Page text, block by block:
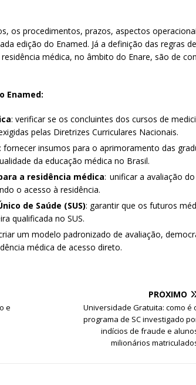
os procedimentos, prazos, aspectos
edição do Enamed. Já a definição das regras
médica, no âmbito do Enare, são de
Enamed:
: verificar se os concluintes dos cursos de
pelas Diretrizes Curriculares Nacionais.
: fornecer insumos para o aprimoramento das
da educação médica no Brasil.
a residência médica: unificar a avaliação do
o acesso à residência.
de Saúde (SUS): garantir que os futuros
qualificada no SUS.
um modelo padronizado de avaliação,
médica de acesso direto.
e
PRÓXIMO
Universidade Gratuita: como é
programa de SC investigado
indícios de fraude e
milionários